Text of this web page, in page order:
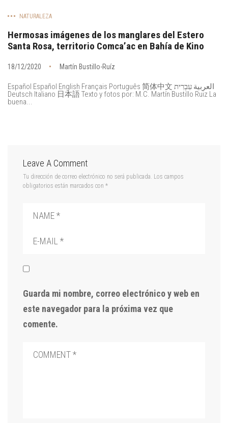
NATURALEZA
Hermosas imágenes de los manglares del Estero
Santa Rosa, territorio Comca’ac en Bahía de Kino
18/12/2020 Martín Bustillo-Ruíz
Español Español English Français Português 简体中文 العربية עִבְרִית
Deutsch Italiano 日本語 Texto y fotos por: M.C. Martín Bustillo Ruiz La
buena...
Leave A Comment
Tu dirección de correo electrónico no será publicada. Los campos
obligatorios están marcados con *
Guarda mi nombre, correo electrónico y web en
este navegador para la próxima vez que
comente.